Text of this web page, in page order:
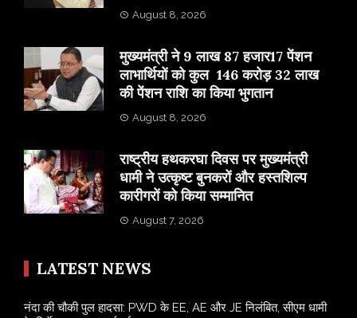
August 8, 2026
मुख्यमंत्री ने 9 लाख 87 हजार17 पेंशन
लाभार्थियों को कुल 146 करोड़ 32 लाख
की पेंशन राशि का किया भुगतान
August 8, 2026
राष्ट्रीय हथकरघा दिवस पर मुख्यमंत्री
धामी ने उत्कृष्ट बुनकरों और हस्तशिल्प
कारीगरों को किया सम्मानित
August 7, 2026
LATEST NEWS
नंदा की चौकी पुल हादसा: PWD के EE, AE और JE निलंबित, सीएम धामी